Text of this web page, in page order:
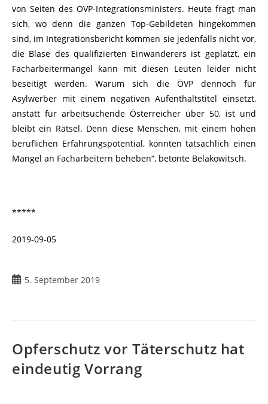
von Seiten des ÖVP-Integrationsministers. Heute fragt man
sich, wo denn die ganzen Top-Gebildeten hingekommen
sind, im Integrationsbericht kommen sie jedenfalls nicht vor,
die Blase des qualifizierten Einwanderers ist geplatzt, ein
Facharbeitermangel kann mit diesen Leuten leider nicht
beseitigt werden. Warum sich die ÖVP dennoch für
Asylwerber mit einem negativen Aufenthaltstitel einsetzt,
anstatt für arbeitsuchende Österreicher über 50, ist und
bleibt ein Rätsel. Denn diese Menschen, mit einem hohen
beruflichen Erfahrungspotential, könnten tatsächlich einen
Mangel an Facharbeitern beheben“, betonte Belakowitsch.
*****
2019-09-05
5. September 2019
Opferschutz vor Täterschutz hat
eindeutig Vorrang